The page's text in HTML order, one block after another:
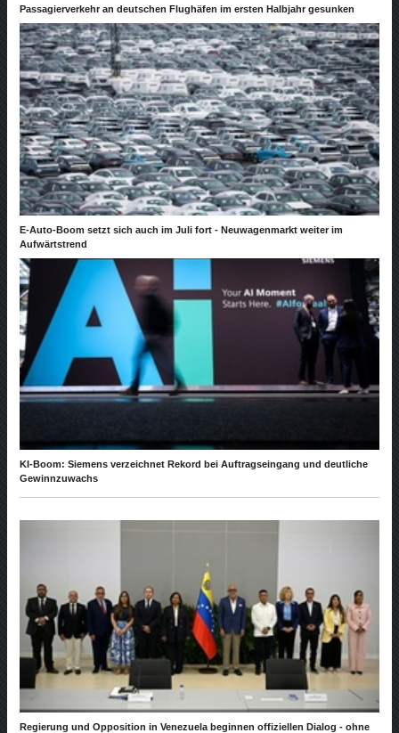
Passagierverkehr an deutschen Flughäfen im ersten Halbjahr gesunken
E-Auto-Boom setzt sich auch im Juli fort - Neuwagenmarkt weiter im
Aufwärtstrend
KI-Boom: Siemens verzeichnet Rekord bei Auftragseingang und deutliche
Gewinnzuwachs
Regierung und Opposition in Venezuela beginnen offiziellen Dialog - ohne